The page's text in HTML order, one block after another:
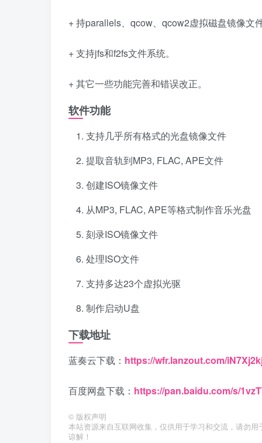
+ 持parallels、qcow、qcow2虚拟磁盘镜像文
+ 支持jfs和f2fs文件系统。
+ 其它一些功能完善和错误改正。
软件功能
支持几乎所有格式的光盘镜像文件
提取音轨到MP3, FLAC, APE文件
创建ISO镜像文件
从MP3, FLAC, APE等格式制作音乐光盘
刻录ISO镜像文件
处理ISO文件
支持多达23个虚拟光驱
制作启动U盘
下载地址
蓝奏云下载： https://wfr.lanzout.com/
百度网盘下载： https://pan.baidu.com/s/
© 版权声明
本站资源来自互联网收集，仅供用于学习和交流，请勿
谅解！